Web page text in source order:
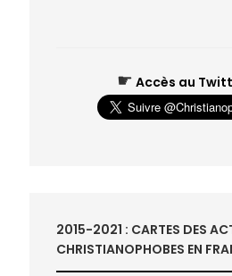
☛ Accès au
2015-2021 : CARTES DES
CHRISTIANOPHOBES EN